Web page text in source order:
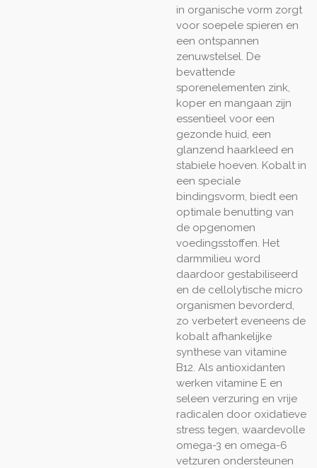
in organische vorm zorgt
voor soepele spieren en
een ontspannen
zenuwstelsel. De
bevattende
sporenelementen zink,
koper en mangaan zijn
essentieel voor een
gezonde huid, een
glanzend haarkleed en
stabiele hoeven. Kobalt in
een speciale
bindingsvorm, biedt een
optimale benutting van
de opgenomen
voedingsstoffen. Het
darmmilieu word
daardoor gestabiliseerd
en de cellolytische micro
organismen bevorderd,
zo verbetert eveneens de
kobalt afhankelijke
synthese van vitamine
B12. Als antioxidanten
werken vitamine E en
seleen verzuring en vrije
radicalen door oxidatieve
stress tegen, waardevolle
omega-3 en omega-6
vetzuren ondersteunen